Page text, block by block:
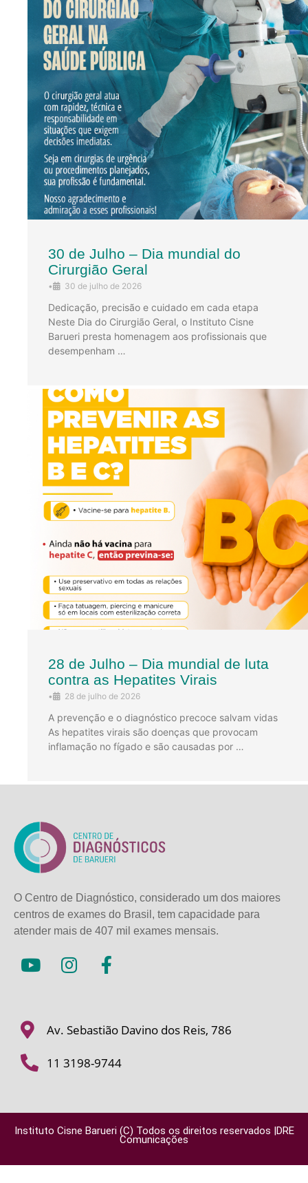
30 de Julho – Dia mundial do
Cirurgião Geral
• 30 de julho de 2026
Dedicação, precisão e cuidado em cada etapa
Neste Dia do Cirurgião Geral, o Instituto Cisne
Barueri presta homenagem aos profissionais que
desempenham …
28 de Julho – Dia mundial de luta
contra as Hepatites Virais
• 28 de julho de 2026
A prevenção e o diagnóstico precoce salvam vidas
As hepatites virais são doenças que provocam
inflamação no fígado e são causadas por …
O Centro de Diagnóstico, considerado um dos maiores
centros de exames do Brasil, tem capacidade para
atender mais de 407 mil exames mensais.
Av. Sebastião Davino dos Reis, 786
11 3198-9744
Instituto Cisne Barueri (C) Todos os direitos reservados |DRE
Comunicações